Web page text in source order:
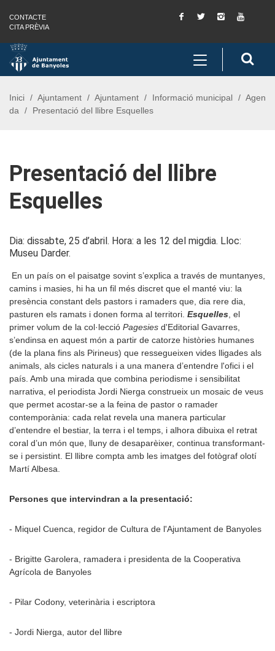
Saltar al contingut
Saltar a la navegació
Informació de contacte
CONTACTE
CITA PRÈVIA
Facebook
Twitter Instagram
Toggle
navigation
Inici Ajuntament Ajuntament Informació municipal
Agen
da
Presentació del llibre Esquelles
Presentació del llibre
Esquelles
Dia: dissabte, 25 d’abril. Hora: a les 12 del migdia. Lloc:
Museu Darder.
En un país on el paisatge sovint s’explica a través de muntanyes,
camins i masies, hi ha un fil més discret que el manté viu: la
presència constant dels pastors i ramaders que, dia rere dia,
pasturen els ramats i donen forma al territori. Esquelles , el
primer volum de la col·lecció Pagesies d'Editorial Gavarres,
s’endinsa en aquest món a partir de catorze històries humanes
(de la plana fins als Pirineus) que ressegueixen vides lligades als
animals, als cicles naturals i a una manera d’entendre l'ofici i el
país. Amb una mirada que combina periodisme i sensibilitat
narrativa, el periodista Jordi Nierga construeix un mosaic de veus
que permet acostar-se a la feina de pastor o ramader
contemporània: cada relat revela una manera particular
d’entendre el bestiar, la terra i el temps, i alhora dibuixa el retrat
coral d’un món que, lluny de desaparèixer, continua transformant-
se i persistint. El llibre compta amb les imatges del fotògraf olotí
Martí Albesa.
Persones que intervindran a la presentació:
- Miquel Cuenca, regidor de Cultura de l'Ajuntament de Banyoles
- Brigitte Garolera, ramadera i presidenta de la Cooperativa
Agrícola de Banyoles
- Pilar Codony, veterinària i escriptora
- Jordi Nierga, autor del llibre